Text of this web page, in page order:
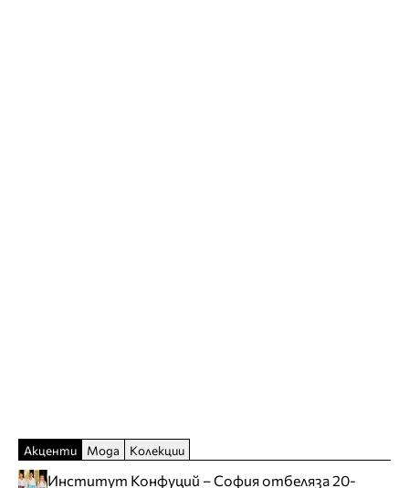
Акценти Мода Колекции
Институт Конфуций – София отбеляза 20-